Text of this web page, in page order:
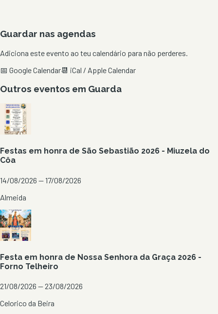
Guardar nas agendas
Adiciona este evento ao teu calendário para não perderes.
📅 Google Calendar📆 iCal / Apple Calendar
Outros eventos em Guarda
Festas em honra de São Sebastião 2026 - Miuzela do
Côa
14/08/2026 — 17/08/2026
Almeida
Festa em honra de Nossa Senhora da Graça 2026 -
Forno Telheiro
21/08/2026 — 23/08/2026
Celorico da Beira